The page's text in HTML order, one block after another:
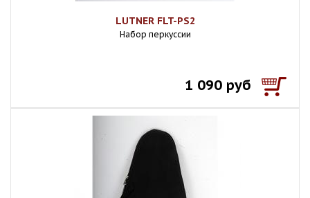
LUTNER FLT-PS2
Набор перкуссии
1 090 руб